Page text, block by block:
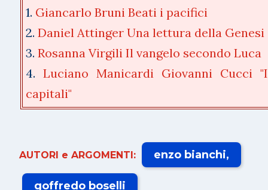
1. Giancarlo Bruni Beati i pacifici
2. Daniel Attinger Una lettura della Genesi
3. Rosanna Virgili Il vangelo secondo Luca
4. Luciano Manicardi Giovanni Cucci
capitali"
AUTORI e ARGOMENTI: enzo bianchi
goffredo boselli